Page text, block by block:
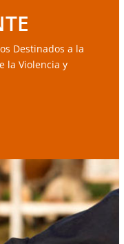
Destinados a la
la Violencia y